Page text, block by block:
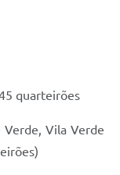
quarteirões
Verde, Vila Verde